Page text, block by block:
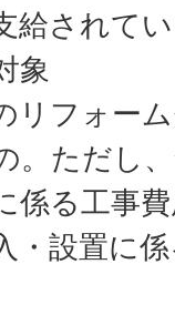
給されて
象
リフォー
。ただし
係る工事
・設置に